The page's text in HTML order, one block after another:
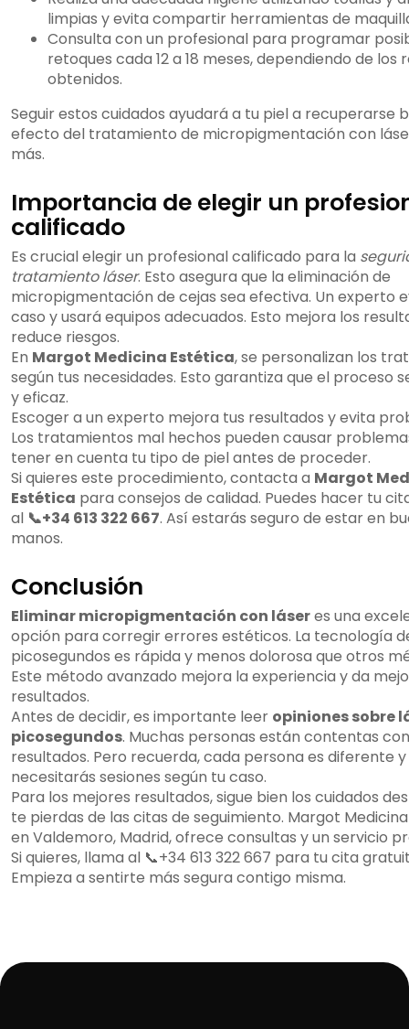
limpias y evita compartir herramientas de
Consulta con un profesional para programar
retoques cada 12 a 18 meses, dependiendo de los
obtenidos.
Seguir estos cuidados ayudará a tu piel a recuperarse
efecto del tratamiento de micropigmentación con
más.
Importancia de elegir un
calificado
Es crucial elegir un profesional calificado para la
tratamiento láser. Esto asegura que la eliminación de
micropigmentación de cejas sea efectiva. Un experto
caso y usará equipos adecuados. Esto mejora los
reduce riesgos.
En Margot Medicina Estética, se personalizan los
según tus necesidades. Esto garantiza que el proceso
y eficaz.
Escoger a un experto mejora tus resultados y evita
Los tratamientos mal hechos pueden causar
tener en cuenta tu tipo de piel antes de proceder.
Si quieres este procedimiento, contacta a Margot
Estética para consejos de calidad. Puedes hacer tu
al 📞+34 613 322 667. Así estarás seguro de estar en
manos.
Conclusión
Eliminar micropigmentación con láseres una
opción para corregir errores estéticos. La tecnología
picosegundos es rápida y menos dolorosa que otros
Este método avanzado mejora la experiencia y da
resultados.
Antes de decidir, es importante leer opiniones sobre
picosegundos. Muchas personas están contentas
resultados. Pero recuerda, cada persona es diferente y
necesitarás sesiones según tu caso.
Para los mejores resultados, sigue bien los cuidados
te pierdas de las citas de seguimiento. Margot
en Valdemoro, Madrid, ofrece consultas y un servicio
Si quieres, llama al 📞+34 613 322 667 para tu cita
Empieza a sentirte más segura contigo misma.